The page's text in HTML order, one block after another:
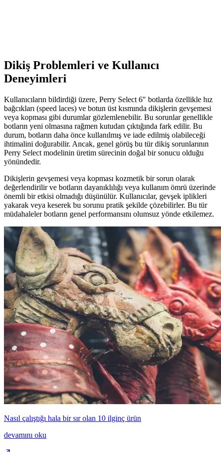
Dikiş Problemleri ve Kullanıcı
Deneyimleri
Kullanıcıların bildirdiği üzere, Perry Select 6" botlarda özellikle hız
bağcıkları (speed laces) ve botun üst kısmında dikişlerin gevşemesi
veya kopması gibi durumlar gözlemlenebilir. Bu sorunlar genellikle
botların yeni olmasına rağmen kutudan çıktığında fark edilir. Bu
durum, botların daha önce kullanılmış ve iade edilmiş olabileceği
ihtimalini doğurabilir. Ancak, genel görüş bu tür dikiş sorunlarının
Perry Select modelinin üretim sürecinin doğal bir sonucu olduğu
yönündedir.
Dikişlerin gevşemesi veya kopması kozmetik bir sorun olarak
değerlendirilir ve botların dayanıklılığı veya kullanım ömrü üzerinde
önemli bir etkisi olmadığı düşünülür. Kullanıcılar, gevşek iplikleri
yakarak veya keserek bu sorunu pratik şekilde çözebilirler. Bu tür
müdahaleler botların genel performansını olumsuz yönde etkilemez.
Nasıl çalıştığı hala bir sır olan 10 ilginç ürün
devamını oku